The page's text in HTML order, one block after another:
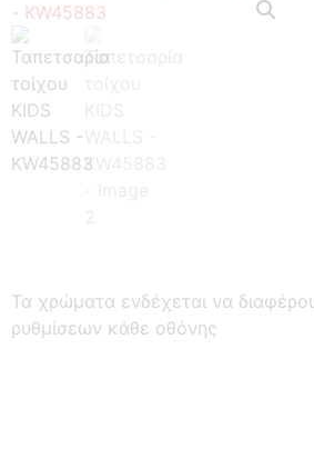
Τα χρώματα ενδέχεται να
ρυθμίσεων κάθε οθόνης